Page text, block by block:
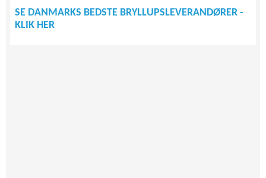
SE DANMARKS BEDSTE BRYLLUPSLEVERANDØRER -
KLIK HER